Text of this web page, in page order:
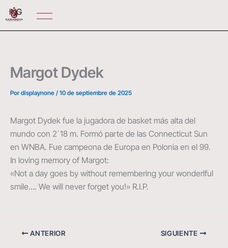
contenido
ING
Margot Dydek
Pordisplaynone / 10 de septiembre de 2025
Margot Dydek fue la jugadora de basket más alta del
mundo con 2´18 m. Formó parte de las Connecticut Sun
en WNBA. Fue campeona de Europa en Polonia en el 99.
In loving memory of Margot:
«Not a day goes by without remembering your wonderlful
smile…. We will never forget you!» R.I.P.
ANTERIOR SIGUIENTE